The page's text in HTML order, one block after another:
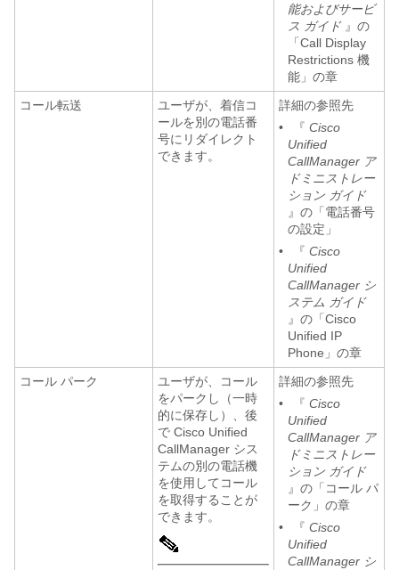
能およびサービ
ス ガイド』の
「Call Display
Restrictions 機
能」の章
コール転送
ユーザが、着信コ
ールを別の電話番
号にリダイレクト
できます。
詳細の参照先
•
『 Cisco
Unified
CallManager ア
ドミニストレー
ション ガイド
』の「電話番号
の設定」
•
『 Cisco
Unified
CallManager シ
ステム ガイド
』の「Cisco
Unified IP
Phone」の章
コール パーク
ユーザが、コール
をパークし（一時
的に保存し）、後
で Cisco Unified
CallManager シス
テムの別の電話機
を使用してコール
を取得することが
できます。
詳細の参照先
•
『 Cisco
Unified
CallManager ア
ドミニストレー
ション ガイド
』の「コール パ
ーク」の章
•
『 Cisco
Unified
CallManager シ